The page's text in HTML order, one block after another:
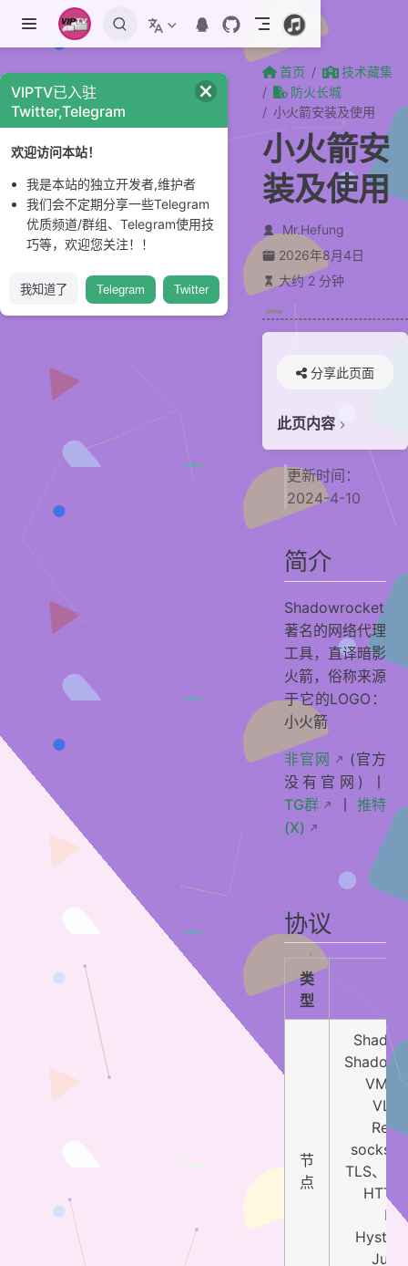
跳至主要內容
首页
技术藏集
防火长城
小火箭安装及使用
小火箭安
装及使用
Mr.Hefung
2026年8月4日
大约 2 分钟
分享此页面
此页内容
简介
协议
客户端
使用
手动添加
贡献者
更新时间：
2024-4-10
简介
Shadowrocket
著名的网络代理
工具，直译暗影
火箭，俗称来源
于它的LOGO：
小火箭
非官网
(官方
没有官网) 丨
TG群
丨 推特
(X)
协议
类
型
节
点
socks5
TLS、
VIPTV已入驻
Twitter,Telegram
欢迎访问本站！
我是本站的独立开发者,维护者
我们会不定期分享一些Telegram
优质频道/群组、Telegram使用技
巧等，欢迎您关注！！
我知道了 Telegram Twitter